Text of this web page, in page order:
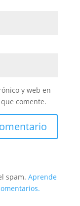
y web en
comente.
spam. Aprende